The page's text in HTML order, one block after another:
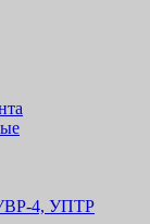
УВР-4, УПТР